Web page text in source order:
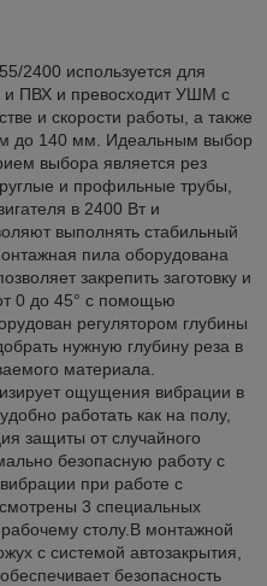
2400 используется для
и ПВХ и превосходит УШМ с
и скорости работы, а также
до 140 мм. Идеальным выбор
выбора является рез
и профильные трубы,
в 2400 Вт и
выполнять стабильный
пила оборудована
закрепить заготовку и
0 до 45° с помощью
регулятором глубины
нужную глубину реза в
материала.
ощущения вибрации в
работать как на полу,
защиты от случайного
безопасную работу с
при работе с
3 специальных
столу.В монтажной
с системой автозакрытия,
безопасность